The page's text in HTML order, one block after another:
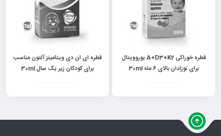
قطره خوراکی A+D3+K2 یوروویتال
برای نوزادان بالای 6 ماه 30ml
قطره ای ان دی ویتامینز آلتون مناسب
برای کودکان زیر یک سال 30ml